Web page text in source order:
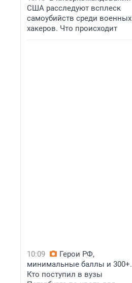
США расследуют всплеск
самоубийств среди военных
хакеров. Что происходит
10:09
Герои РФ,
минимальные баллы и 300+.
Кто поступил в вузы